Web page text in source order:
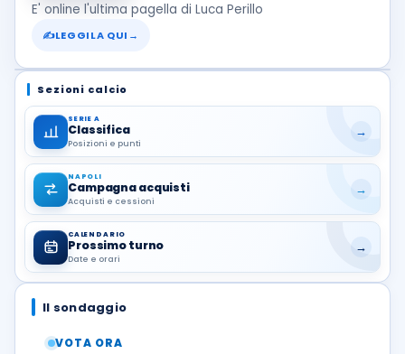
E' online l'ultima pagella di Luca Perillo
✍LEGGILA QUI →
Sezioni calcio
SERIE A
Classifica
Posizioni e punti
→
NAPOLI
Campagna acquisti
Acquisti e cessioni
→
CALENDARIO
Prossimo turno
Date e orari
→
Il sondaggio
VOTA ORA